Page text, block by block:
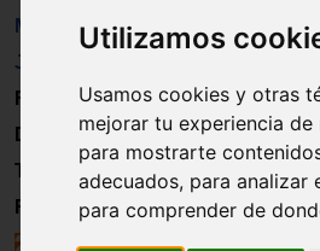
Utilizamos
Usamos cookies y otras
mejorar tu experiencia
para mostrarte
adecuados, para
para comprender de
Material
Juguetes
Formación
Directorio
Trabajo
Registro